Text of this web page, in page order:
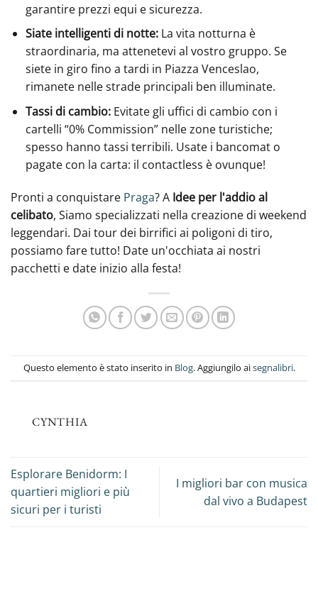
garantire prezzi equi e sicurezza.
Siate intelligenti di notte:La vita notturna è
straordinaria, ma attenetevi al vostro gruppo. Se
siete in giro fino a tardi in Piazza Venceslao,
rimanete nelle strade principali ben illuminate.
Tassi di cambio:Evitate gli uffici di cambio con i
cartelli “0% Commission” nelle zone turistiche;
spesso hanno tassi terribili. Usate i bancomat o
pagate con la carta: il contactless è ovunque!
Pronti a conquistare Praga? A Idee per l'addio al
celibato, Siamo specializzati nella creazione di weekend
leggendari. Dai tour dei birrifici ai poligoni di tiro,
possiamo fare tutto! Date un'occhiata ai nostri
pacchetti e date inizio alla festa!
Questo elemento è stato inserito in Blog. Aggiungilo aisegnalibri.
CYNTHIA
Esplorare Benidorm: I
quartieri migliori e più
sicuri per i turisti
I migliori bar con musica
dal vivo a Budapest